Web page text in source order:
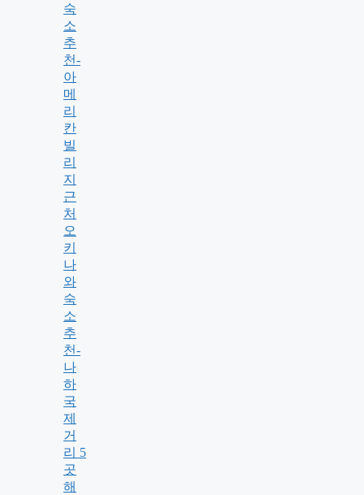
숙
소
추
천-
아
메
리
칸
빌
리
지
근
처
오
키
나
와
숙
소
추
천-
나
하
국
제
거
리 5
곳
해